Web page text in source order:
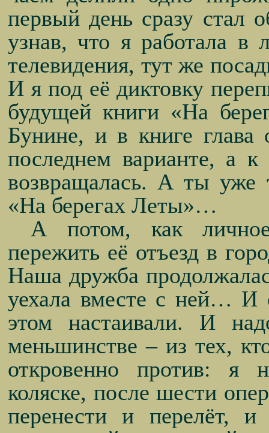
первый день сразу стал
узнав, что я работала в
телевидения, тут же
И я под её диктовку
будущей книги «На
Бунине, и в книге глава
последнем варианте, а
возвращалась. А ты уже
«На берегах Леты»…
А потом, как
пережить её отъезд в
Наша дружба
уехала вместе с ней… И
этом настаивали. И
меньшинстве – из тех,
откровенно против: я
коляске, после шести
перенести и перелёт,